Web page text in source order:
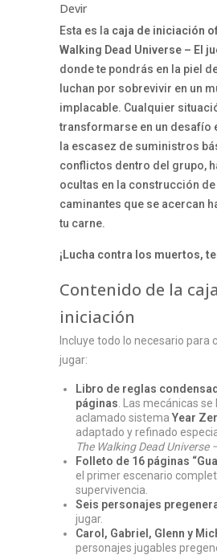
Devir
Esta es la caja de iniciación
Walking Dead Universe – El
donde te pondrás en la piel
luchan por sobrevivir en un
implacable. Cualquier
transformarse en un desafío
la escasez de suministros
conflictos dentro del grupo,
ocultas en la construcción
caminantes que se acercan
tu carne.
¡Lucha contra los muertos,
Contenido de la
iniciación
Incluye todo lo necesario para
jugar:
Libro de reglas
páginas . Las mecánicas se
aclamado sistema Year
adaptado y refinado
The Walking Dead Universe
Folleto de 16 páginas
el primer escenario
supervivencia.
Seis personajes
jugar.
Carol, Gabriel, Glenn y
personajes jugables